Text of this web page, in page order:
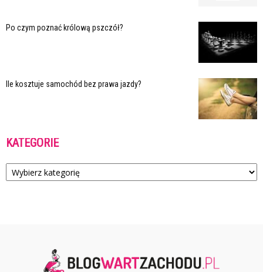
Po czym poznać królową pszczół?
Ile kosztuje samochód bez prawa jazdy?
KATEGORIE
Kategorie